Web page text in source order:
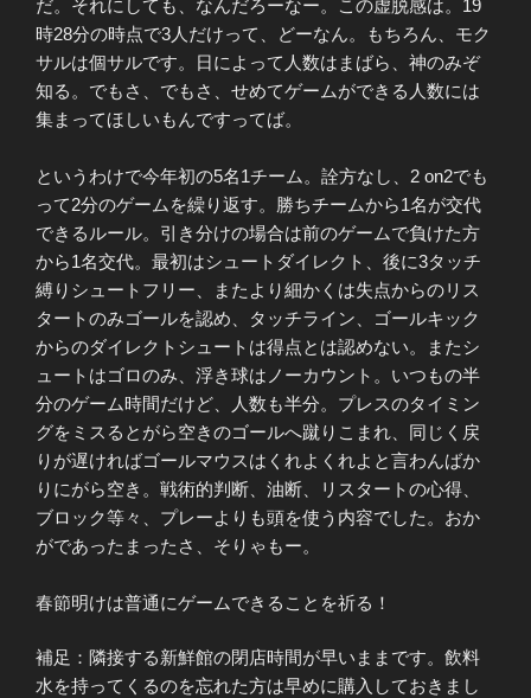
だ。それにしても、なんだろーなー。この虚脱感は。19
時28分の時点で3人だけって、どーなん。もちろん、モク
サルは個サルです。日によって人数はまばら、神のみぞ
知る。でもさ、でもさ、せめてゲームができる人数には
集まってほしいもんですってば。
というわけで今年初の5名1チーム。詮方なし、2 on2でも
って2分のゲームを繰り返す。勝ちチームから1名が交代
できるルール。引き分けの場合は前のゲームで負けた方
から1名交代。最初はシュートダイレクト、後に3タッチ
縛りシュートフリー、またより細かくは失点からのリス
タートのみゴールを認め、タッチライン、ゴールキック
からのダイレクトシュートは得点とは認めない。またシ
ュートはゴロのみ、浮き球はノーカウント。いつもの半
分のゲーム時間だけど、人数も半分。プレスのタイミン
グをミスるとがら空きのゴールへ蹴りこまれ、同じく戻
りが遅ければゴールマウスはくれよくれよと言わんばか
りにがら空き。戦術的判断、油断、リスタートの心得、
ブロック等々、プレーよりも頭を使う内容でした。おか
がであったまったさ、そりゃもー。
春節明けは普通にゲームできることを祈る！
補足：隣接する新鮮館の閉店時間が早いままです。飲料
水を持ってくるのを忘れた方は早めに購入しておきまし